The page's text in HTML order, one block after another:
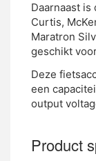
Daarnaast
Curtis,
Maratron
geschikt
Deze
een
output
Product